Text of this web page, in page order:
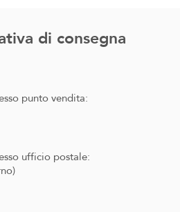
di consegna
punto vendita:
ufficio postale: